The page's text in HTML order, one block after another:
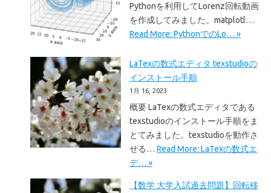
Pythonを利用してLorenz回転動画
を作成してみました。matplotl…
Read More: PythonでのLo… »
LaTexの数式エディタ texstudioの
インストール手順
1月 16, 2023
概要 LaTexの数式エディタである
texstudioのインストール手順をま
とてみました。texstudioを動作さ
せる… Read More: LaTexの数式エ
デ… »
【数学 大学入試過去問題】回転移